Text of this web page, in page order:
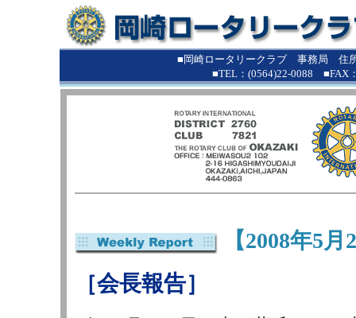
■岡崎ロータリークラブ 事務局 住
■TEL：(0564)22-0088 ■FAX
【2008年5月
［会長報告］